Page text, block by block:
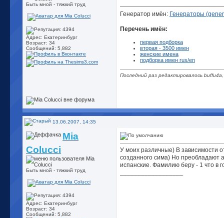
Быть мной - тяжкий труд
Адрес: Екатеринбург
Возраст: 34
Сообщений: 5,882
Генератор имён: Генераторы
Перечень имён:
первая подборка
вторая - 3500 имен
женские имена
подборка имен rus/en
Последний раз редактировалось
13.06.2007, 14:35
Mia
Colucci
Быть мной - тяжкий труд
Адрес: Екатеринбург
Возраст: 34
Сообщений: 5,882
У моих различные) В зависимости
созданного сима) Но преобладают
испанские. Фамилию беру - 1 что в